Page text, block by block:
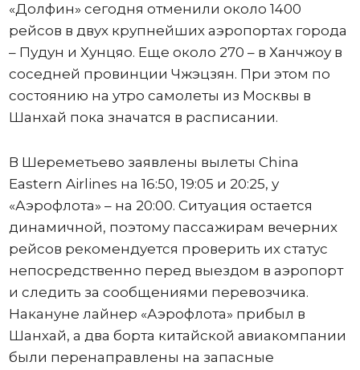
«Долфин» сегодня отменили около 1400
рейсов в двух крупнейших аэропортах города
– Пудун и Хунцяо. Еще около 270 – в Ханчжоу в
соседней провинции Чжэцзян. При этом по
состоянию на утро самолеты из Москвы в
Шанхай пока значатся в расписании.
В Шереметьево заявлены вылеты China
Eastern Airlines на 16:50, 19:05 и 20:25, у
«Аэрофлота» – на 20:00. Ситуация остается
динамичной, поэтому пассажирам вечерних
рейсов рекомендуется проверить их статус
непосредственно перед выездом в аэропорт
и следить за сообщениями перевозчика.
Накануне лайнер «Аэрофлота» прибыл в
Шанхай, а два борта китайской авиакомпании
были перенаправлены на запасные